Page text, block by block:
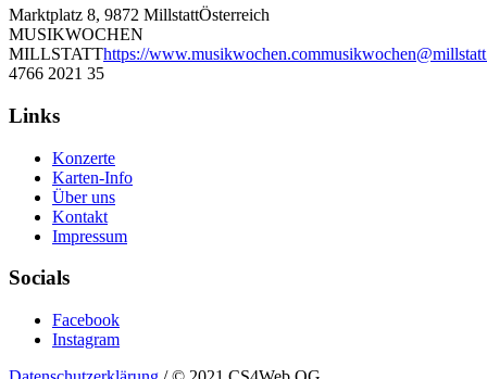
Marktplatz 8, 9872 MillstattÖsterreich
MUSIKWOCHEN
MILLSTATThttps://www.musikwochen.com
4766 2021 35
Links
Konzerte
Karten-Info
Über uns
Kontakt
Impressum
Socials
Facebook
Instagram